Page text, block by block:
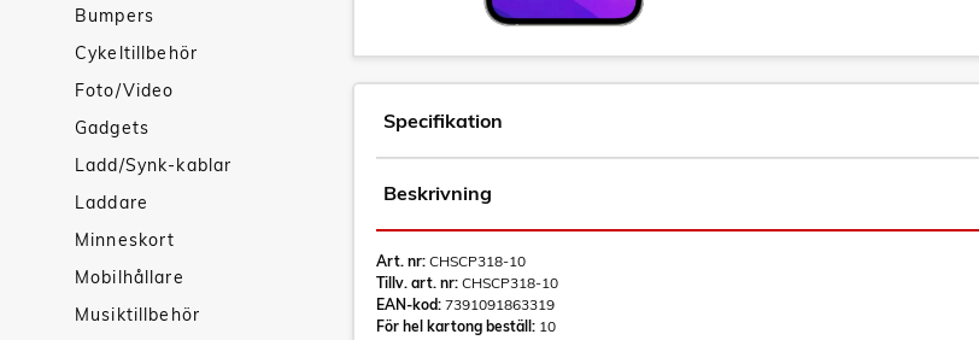
Bumpers
Cykeltillbehör
Foto/Video
Gadgets
Ladd/Synk-kablar
Laddare
Minneskort
Mobilhållare
Musiktillbehör
Specifikation
Beskrivning
Art. nr: CHSCP318-10
Tillv. art. nr: CHSCP318-10
EAN-kod: 7391091863319
För hel kartong beställ: 10